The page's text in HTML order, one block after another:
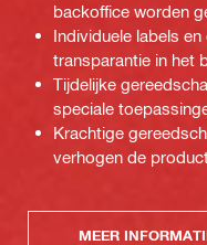
backoffice worden
Individuele labels
transparantie in het
Tijdelijke
speciale
Krachtige
verhogen de
MEER